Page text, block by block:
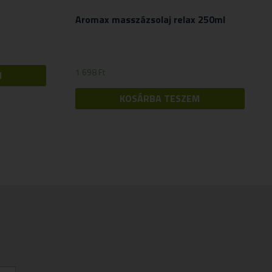
Aromax masszázsolaj relax 250ml
1 698Ft
KOSÁRBA TESZEM